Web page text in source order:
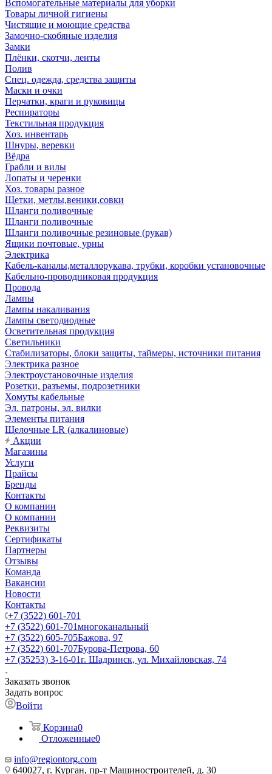
Вспомогательные материалы для уборки
Товары личной гигиены
Чистящие и моющие средства
Замочно-скобяные изделия
Замки
Плёнки, скотчи, ленты
Полив
Спец. одежда, средства защиты
Маски и очки
Перчатки, краги и руковицы
Респираторы
Текстильная продукция
Хоз. инвентарь
Шнуры, веревки
Вёдра
Грабли и вилы
Лопаты и черенки
Хоз. товары разное
Щетки, метлы,веники,совки
Шланги поливочные
Шланги поливочные
Шланги поливочные резиновые (рукав)
Ящики почтовые, урны
Электрика
Кабель-каналы,металлорукава, трубки, коробки установочные
Кабельно-проводниковая продукция
Провода
Лампы
Лампы накаливания
Лампы светодиодные
Осветительная продукция
Светильники
Стабилизаторы, блоки защиты, таймеры, источники питания
Электрика разное
Электроустановочные изделия
Розетки, разъемы, подрозетники
Хомуты кабельные
Эл. патроны, эл. вилки
Элементы питания
Щелочные LR (алкалиновые)
Акции
Магазины
Услуги
Прайсы
Бренды
Контакты
О компании
О компании
Реквизиты
Сертификаты
Партнеры
Отзывы
Команда
Вакансии
Новости
Контакты
+7 (3522) 601-701
+7 (3522) 601-701многоканальный
+7 (3522) 605-705Бажова, 97
+7 (3522) 601-707Бурова-Петрова, 60
+7 (35253) 3-16-01г. Шадринск, ул. Михайловская, 74
Заказать звонок
Задать вопрос
Войти
Корзина0
Отложенные0
info@regiontorg.com
640027, г. Курган, пр-т Машиностроителей, д. 30